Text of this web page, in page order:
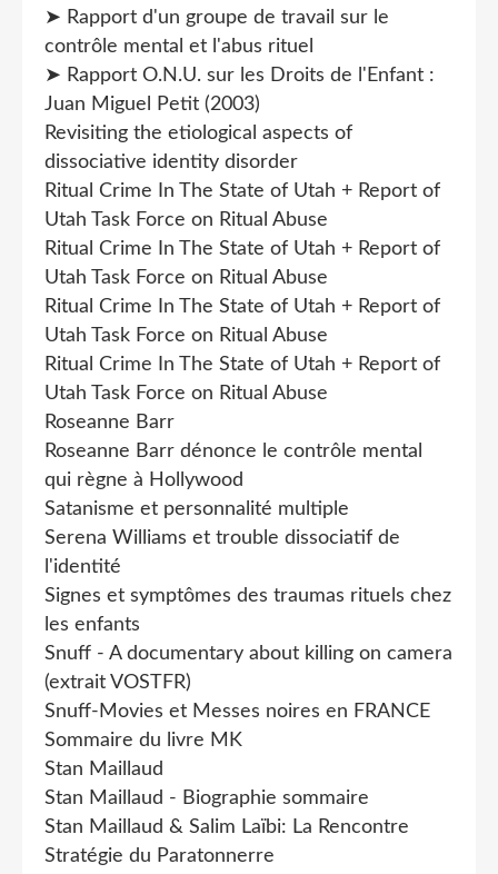
➤ Rapport d'un groupe de travail sur le
contrôle mental et l'abus rituel
➤ Rapport O.N.U. sur les Droits de l'Enfant :
Juan Miguel Petit (2003)
Revisiting the etiological aspects of
dissociative identity disorder
Ritual Crime In The State of Utah + Report of
Utah Task Force on Ritual Abuse
Ritual Crime In The State of Utah + Report of
Utah Task Force on Ritual Abuse
Ritual Crime In The State of Utah + Report of
Utah Task Force on Ritual Abuse
Ritual Crime In The State of Utah + Report of
Utah Task Force on Ritual Abuse
Roseanne Barr
Roseanne Barr dénonce le contrôle mental
qui règne à Hollywood
Satanisme et personnalité multiple
Serena Williams et trouble dissociatif de
l'identité
Signes et symptômes des traumas rituels chez
les enfants
Snuff - A documentary about killing on camera
(extrait VOSTFR)
Snuff-Movies et Messes noires en FRANCE
Sommaire du livre MK
Stan Maillaud
Stan Maillaud - Biographie sommaire
Stan Maillaud & Salim Laïbi: La Rencontre
Stratégie du Paratonnerre